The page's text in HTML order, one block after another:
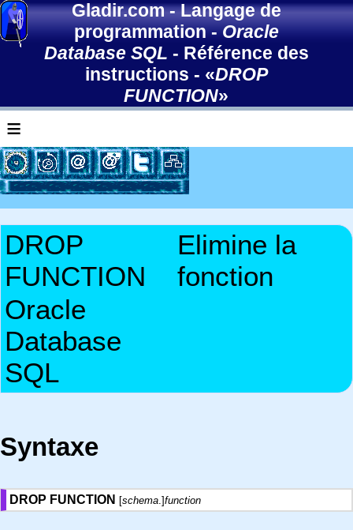
Gladir.com-Langage de
programmation-Oracle
Database SQL - Référence des
instructions - «DROP
FUNCTION»
≡
DROP
FUNCTION
Elimine la
fonction
Oracle
Database
SQL
Syntaxe
DROP FUNCTION [schema.]function